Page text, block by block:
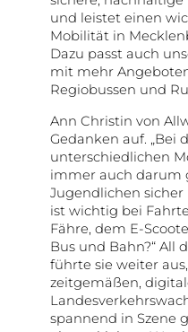
und leistet einen
Mobilität in
Dazu passt auch
mit mehr
Regiobussen und
Ann Christin von
Gedanken auf. „Bei
unterschiedlichen
immer auch darum
Jugendlichen sicher
ist wichtig bei
Fähre, dem E-
Bus und Bahn?“ All
führte sie weiter
zeitgemäßen,
spannend in Szene